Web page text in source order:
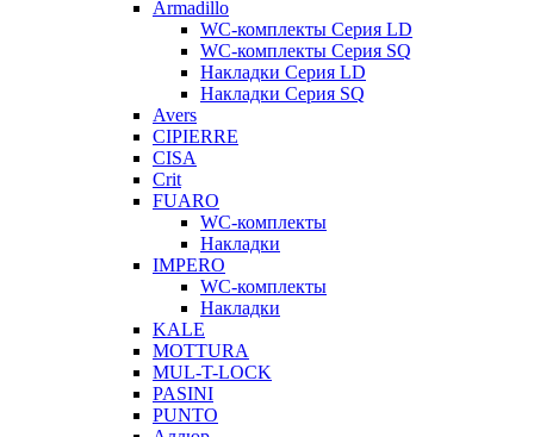
Armadillo
WC-комплекты Серия LD
WC-комплекты Серия SQ
Накладки Серия LD
Накладки Серия SQ
Avers
CIPIERRE
CISA
Crit
FUARO
WC-комплекты
Накладки
IMPERO
WC-комплекты
Накладки
KALE
MOTTURA
MUL-T-LOCK
PASINI
PUNTO